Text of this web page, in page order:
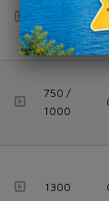
1300
ml
750 /
1000
1300